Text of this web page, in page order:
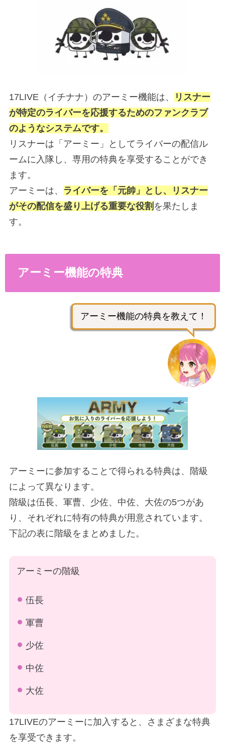
17LIVE（イチナナ）のアーミー機能は、
リスナー
が特定のライバーを応援するためのファンクラブ
のようなシステムです。
リスナーは「アーミー」としてライバーの配信ル
ームに入隊し、専用の特典を享受することができ
ます。
アーミーは、 ライバーを「元帥」とし、リスナー
がその配信を盛り上げる重要な役割 を果たしま
す。
アーミー機能の特典
アーミー機能の特典を教えて！
アーミーに参加することで得られる特典は、階級
によって異なります。
階級は伍長、軍曹、少佐、中佐、大佐の5つがあ
り、それぞれに特有の特典が用意されています。
下記の表に階級をまとめました。
アーミーの階級
伍長
軍曹
少佐
中佐
大佐
17LIVEのアーミーに加入すると、さまざまな特典
を享受できます。